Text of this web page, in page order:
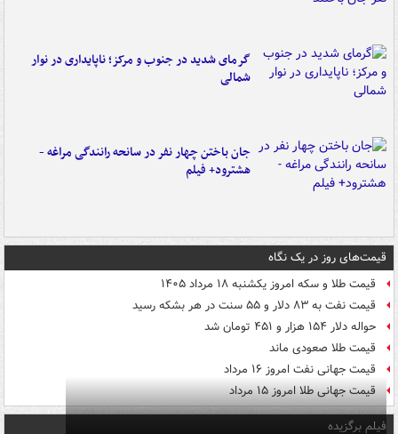
گرمای شدید در جنوب و مرکز؛ ناپایداری در نوار
شمالی
جان باختن چهار نفر در سانحه رانندگی مراغه -
هشترود+ فیلم
قیمت‌های روز در یک نگاه
قیمت طلا و سکه امروز یکشنبه ۱۸ مرداد ۱۴۰۵
قیمت نفت به ۸۳ دلار و ۵۵ سنت در هر بشکه رسید
حواله دلار ۱۵۴ هزار و ۴۵۱ تومان شد
قیمت طلا صعودی ماند
قیمت جهانی نفت امروز ۱۶ مرداد
قیمت جهانی طلا امروز ۱۵ مرداد
فیلم برگزیده